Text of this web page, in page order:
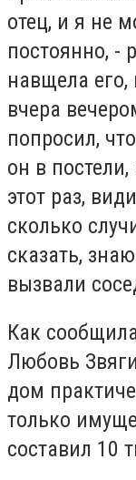
отец, и я не
постоянно, -
навщела
вчера
попросил,
он в
этот раз,
сколько
сказать,
вызвали
Как
Любовь
дом
только
составил 10